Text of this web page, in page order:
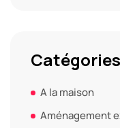
Catégories
A la maison
Aménagement